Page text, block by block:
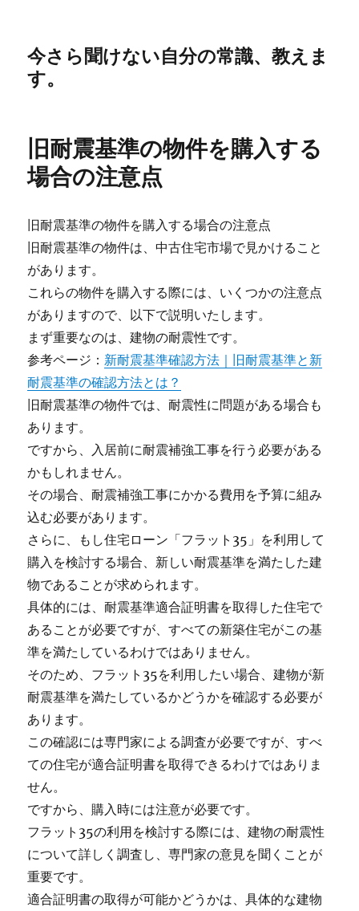
今さら聞けない自分の常識、教えま
す。
旧耐震基準の物件を購入する
場合の注意点
旧耐震基準の物件を購入する場合の注意点
旧耐震基準の物件は、中古住宅市場で見かけること
があります。
これらの物件を購入する際には、いくつかの注意点
がありますので、以下で説明いたします。
まず重要なのは、建物の耐震性です。
参考ページ： 新耐震基準確認方法｜旧耐震基準と新
耐震基準の確認方法とは？
旧耐震基準の物件では、耐震性に問題がある場合も
あります。
ですから、入居前に耐震補強工事を行う必要がある
かもしれません。
その場合、耐震補強工事にかかる費用を予算に組み
込む必要があります。
さらに、もし住宅ローン「フラット35」を利用して
購入を検討する場合、新しい耐震基準を満たした建
物であることが求められます。
具体的には、耐震基準適合証明書を取得した住宅で
あることが必要ですが、すべての新築住宅がこの基
準を満たしているわけではありません。
そのため、フラット35を利用したい場合、建物が新
耐震基準を満たしているかどうかを確認する必要が
あります。
この確認には専門家による調査が必要ですが、すべ
ての住宅が適合証明書を取得できるわけではありま
せん。
ですから、購入時には注意が必要です。
フラット35の利用を検討する際には、建物の耐震性
について詳しく調査し、専門家の意見を聞くことが
重要です。
適合証明書の取得が可能かどうかは、具体的な建物